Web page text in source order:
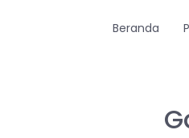
Beranda